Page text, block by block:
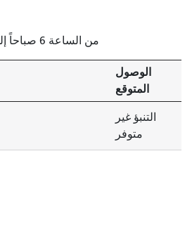
من الساعة 6 صباحاً إلى الساعة 10 مساءً يومياً
الوصول
المتوقع
التنبؤ غير
متوفر